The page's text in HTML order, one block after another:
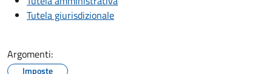
Tutela giurisdizionale
Argomenti:
Imposte